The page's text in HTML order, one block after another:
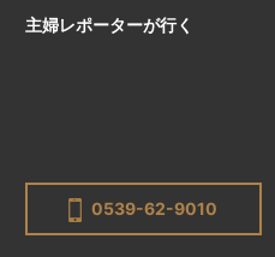
主婦レポーターが行く
0539-62-9010